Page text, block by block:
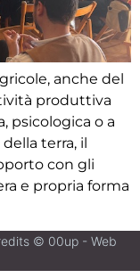
anche del
produttiva
psicologica o a
terra, il
con gli
e propria forma
© 00up - Web